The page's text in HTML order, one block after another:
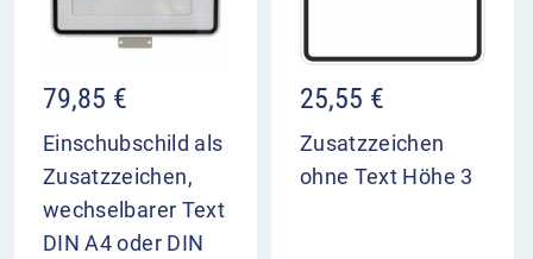
79,85 €
Einschubschild als
Zusatzzeichen,
wechselbarer Text
DIN A4 oder DIN
25,55 €
Zusatzzeichen
ohne Text Höhe 3